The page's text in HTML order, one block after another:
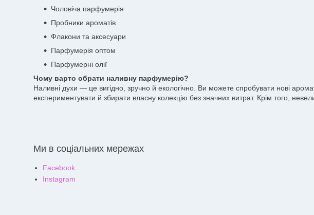
Чоловіча парфумерія
Пробники ароматів
Флакони та аксесуари
Парфумерія оптом
Парфумерні олії
Чому варто обрати наливну парфумерію?
Наливні духи — це вигідно, зручно й екологічно. Ви можете спробувати нові
експериментувати й збирати власну колекцію без значних витрат. Крім того,
Ми в соціальних мережах
Facebook
Instagram